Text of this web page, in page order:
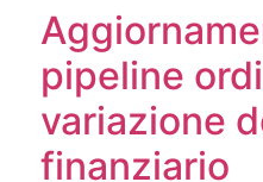
pipeline
variazione
finanziario